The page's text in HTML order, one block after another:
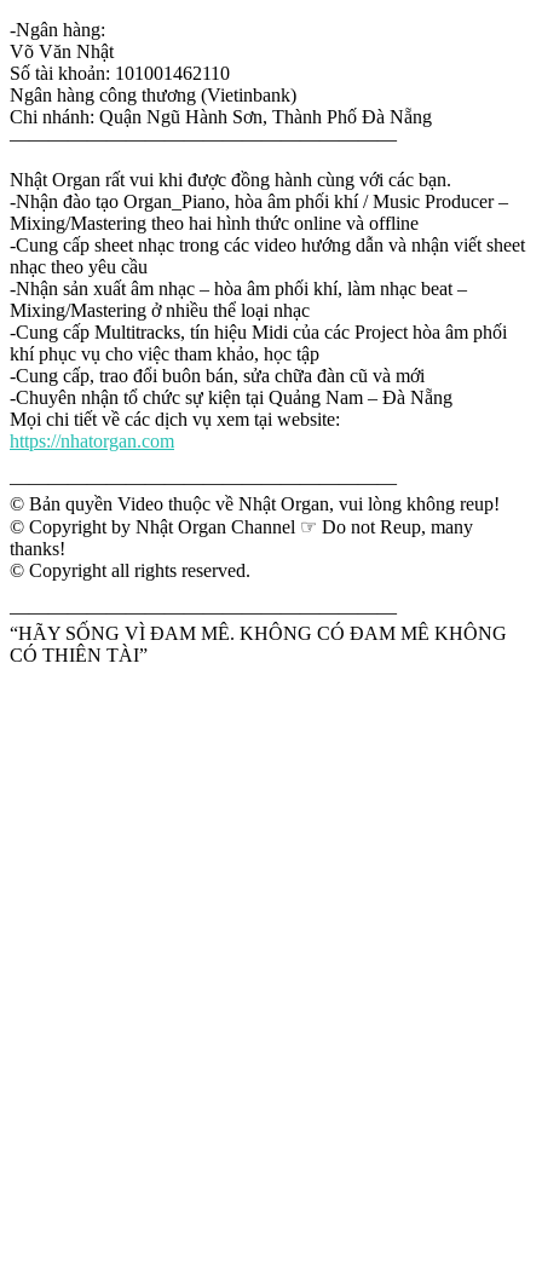
-Ngân hàng:
Võ Văn Nhật
Số tài khoản: 101001462110
Ngân hàng công thương (Vietinbank)
Chi nhánh: Quận Ngũ Hành Sơn, Thành Phố Đà Nẵng
————————————————————
Nhật Organ rất vui khi được đồng hành cùng với các bạn.
-Nhận đào tạo Organ_Piano, hòa âm phối khí / Music Producer –
Mixing/Mastering theo hai hình thức online và offline
-Cung cấp sheet nhạc trong các video hướng dẫn và nhận viết sheet
nhạc theo yêu cầu
-Nhận sản xuất âm nhạc – hòa âm phối khí, làm nhạc beat –
Mixing/Mastering ở nhiều thể loại nhạc
-Cung cấp Multitracks, tín hiệu Midi của các Project hòa âm phối
khí phục vụ cho việc tham khảo, học tập
-Cung cấp, trao đổi buôn bán, sửa chữa đàn cũ và mới
-Chuyên nhận tổ chức sự kiện tại Quảng Nam – Đà Nẵng
Mọi chi tiết về các dịch vụ xem tại website:
https://nhatorgan.com
————————————————————
© Bản quyền Video thuộc về Nhật Organ, vui lòng không reup!
© Copyright by Nhật Organ Channel ☞ Do not Reup, many
thanks!
© Copyright all rights reserved.
————————————————————
“HÃY SỐNG VÌ ĐAM MÊ. KHÔNG CÓ ĐAM MÊ KHÔNG
CÓ THIÊN TÀI”